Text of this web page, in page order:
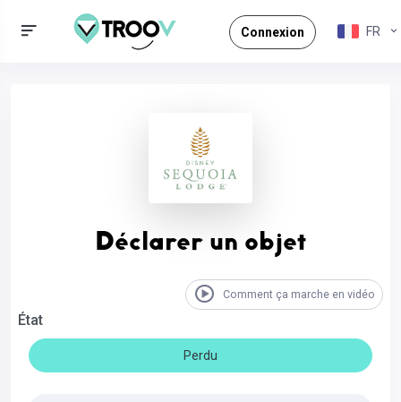
Connexion FR
Déclarer un objet
Comment ça marche en vidéo
État
Perdu